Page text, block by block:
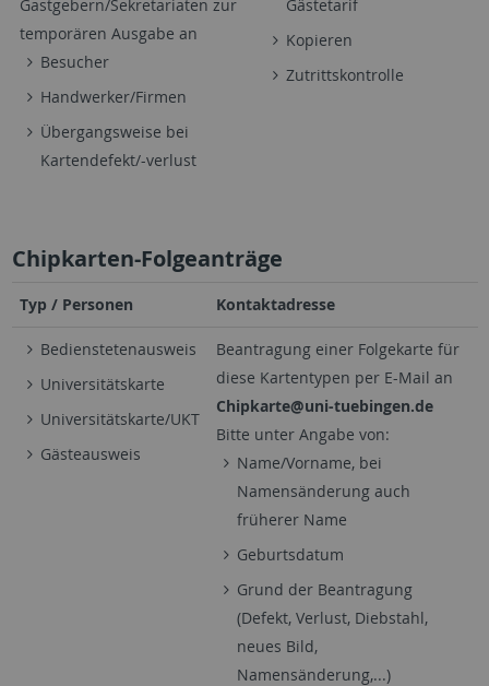
Gastgebern/Sekretariaten zur
temporären Ausgabe an
Besucher
Handwerker/Firmen
Übergangsweise bei
Kartendefekt/-verlust
Gästetarif
Kopieren
Zutrittskontrolle
Chipkarten-Folgeanträge
Typ / Personen Kontaktadresse
Bedienstetenausweis
Universitätskarte
Universitätskarte/UKT
Gästeausweis
Beantragung einer Folgekarte für
diese Kartentypen per E-Mail an
Chipkarte@uni-tuebingen.de
Bitte unter Angabe von:
Name/Vorname, bei
Namensänderung auch
früherer Name
Geburtsdatum
Grund der Beantragung
(Defekt, Verlust, Diebstahl,
neues Bild,
Namensänderung,...)